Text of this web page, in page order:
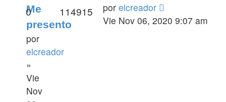
Me
presento
por
elcreador
»
Vie
Nov
0 114915 por elcreador
Vie Nov 06, 2020 9:07 am